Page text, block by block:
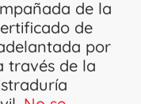
de la
de
por
través de la